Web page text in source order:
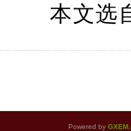
本文选
Powered by